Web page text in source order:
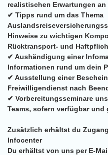
realistischen Erwartungen
✔ Tipps rund um das Thema
Hinweise zu wichtigen
Rücktransport- und
✔ Aushändigung einer
Informationen rund um dein
✔ Ausstellung einer
Freiwilligendienst nach
✔ Vorbereitungsseminare
Teams, sofern verfügbar und
Zusätzlich erhältst du
Infocenter
Du erhältst von uns per E-